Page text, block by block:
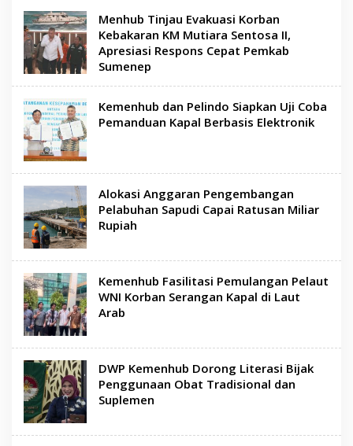
Menhub Tinjau Evakuasi Korban
Kebakaran KM Mutiara Sentosa II,
Apresiasi Respons Cepat Pemkab
Sumenep
Kemenhub dan Pelindo Siapkan Uji Coba
Pemanduan Kapal Berbasis Elektronik
Alokasi Anggaran Pengembangan
Pelabuhan Sapudi Capai Ratusan Miliar
Rupiah
Kemenhub Fasilitasi Pemulangan Pelaut
WNI Korban Serangan Kapal di Laut
Arab
DWP Kemenhub Dorong Literasi Bijak
Penggunaan Obat Tradisional dan
Suplemen